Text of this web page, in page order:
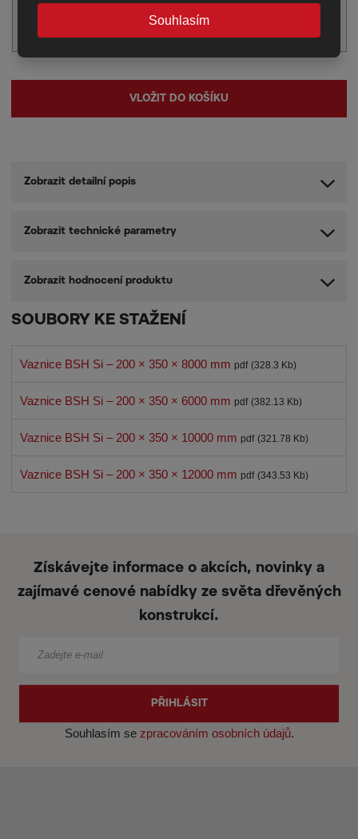
Souhlasím
VLOŽIT DO KOŠÍKU
Zobrazit detailní popis
Zobrazit technické parametry
Zobrazit hodnocení produktu
SOUBORY KE STAŽENÍ
Vaznice BSH Si – 200 × 350 × 8000 mm pdf (328.3 Kb)
Vaznice BSH Si – 200 × 350 × 6000 mm pdf (382.13 Kb)
Vaznice BSH Si – 200 × 350 × 10000 mm pdf (321.78 Kb)
Vaznice BSH Si – 200 × 350 × 12000 mm pdf (343.53 Kb)
Získávejte informace o akcích, novinky a
zajímavé cenové nabídky ze světa dřevěných
konstrukcí.
PŘIHLÁSIT
Souhlasím se zpracováním osobních údajů.